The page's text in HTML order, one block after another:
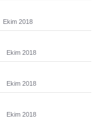
Ekim 2018
Ekim 2018
Ekim 2018
Ekim 2018